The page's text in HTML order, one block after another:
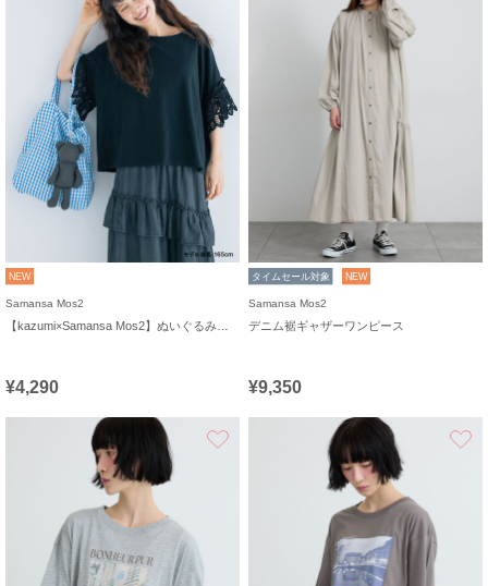
NEW
Samansa Mos2
¥4,290
タイムセール対象 NEW
Samansa Mos2
デニム裾ギャザーワンピース
¥9,350